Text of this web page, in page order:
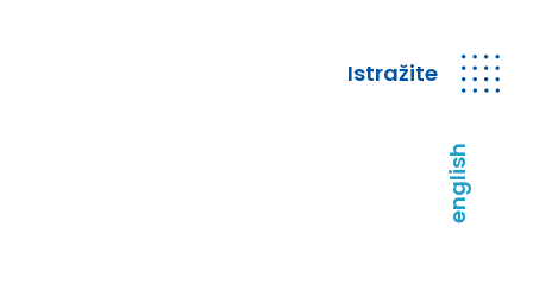
Istražite
english